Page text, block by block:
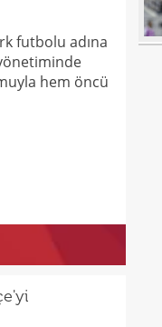
futbolu adına
hem öncü